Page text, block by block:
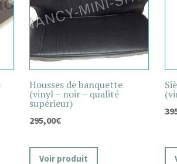
Housses de banquette
(vinyl – noir – qualité
supérieur)
295,00€
Voir produit